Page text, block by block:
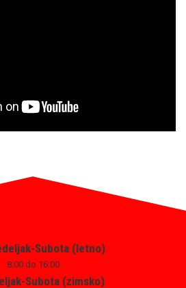
Subota (letno)
8:00 do 16:00
Subota (zimsko)